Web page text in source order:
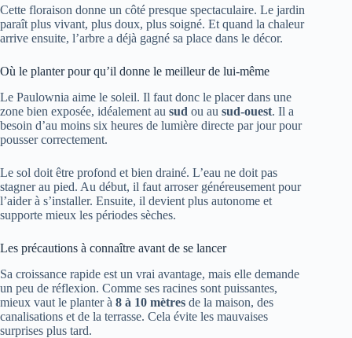
Cette floraison donne un côté presque spectaculaire. Le jardin
paraît plus vivant, plus doux, plus soigné. Et quand la chaleur
arrive ensuite, l’arbre a déjà gagné sa place dans le décor.
Où le planter pour qu’il donne le meilleur de lui-même
Le Paulownia aime le soleil. Il faut donc le placer dans une
zone bien exposée, idéalement au sud ou au sud-ouest. Il a
besoin d’au moins six heures de lumière directe par jour pour
pousser correctement.
Le sol doit être profond et bien drainé. L’eau ne doit pas
stagner au pied. Au début, il faut arroser généreusement pour
l’aider à s’installer. Ensuite, il devient plus autonome et
supporte mieux les périodes sèches.
Les précautions à connaître avant de se lancer
Sa croissance rapide est un vrai avantage, mais elle demande
un peu de réflexion. Comme ses racines sont puissantes,
mieux vaut le planter à 8 à 10 mètres de la maison, des
canalisations et de la terrasse. Cela évite les mauvaises
surprises plus tard.